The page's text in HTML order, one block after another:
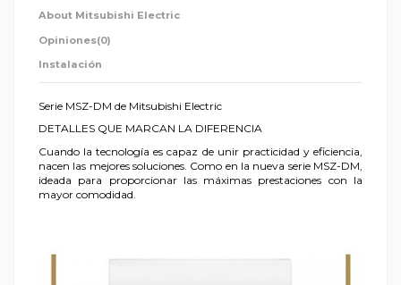
About Mitsubishi Electric
Opiniones(0)
Instalación
Serie MSZ-DM de Mitsubishi Electric
DETALLES QUE MARCAN LA DIFERENCIA
Cuando la tecnología es capaz de unir practicidad y eficiencia,
nacen las mejores soluciones. Como en la nueva serie MSZ-DM,
ideada para proporcionar las máximas prestaciones con la
mayor comodidad.